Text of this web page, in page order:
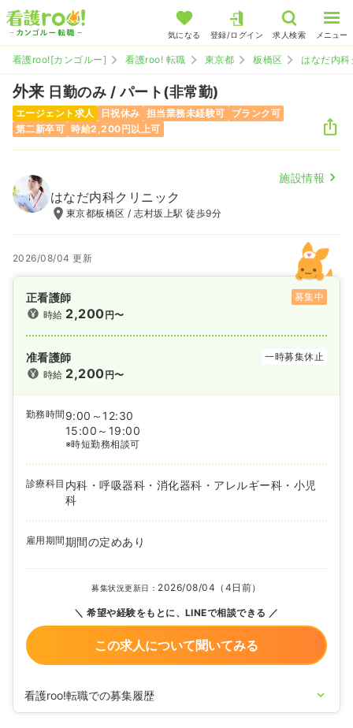
気になる 登録/ログイン 求人検索 メニュー
看護roo![カンゴルー] 看護roo! 転職 東京都 板橋区 はなだ内
外来 日勤のみ / パート(非常勤)
エージェント求人 日祝休み 担当業務未経験可
ブランク可
第二新卒可 時給2,200円以上可
施設情報
はなだ内科クリニック
東京都板橋区 / 志村坂上駅 徒歩9分
2026/08/04 更新
正看護師
募集中
時給 2,200円〜
准看護師
一時募集休止
時給 2,200円〜
勤務時間 9:00～12:30
15:00～19:00
※時短勤務相談可
診療科目 内科・呼吸器科・消化器科・アレルギー科・小児
科
雇用期間期間の定めあり
募集状況更新日： 2026/08/04（4日前）
希望や経験をもとに、LINEで相談できる
この求人について聞いてみる
看護roo!転職での募集履歴